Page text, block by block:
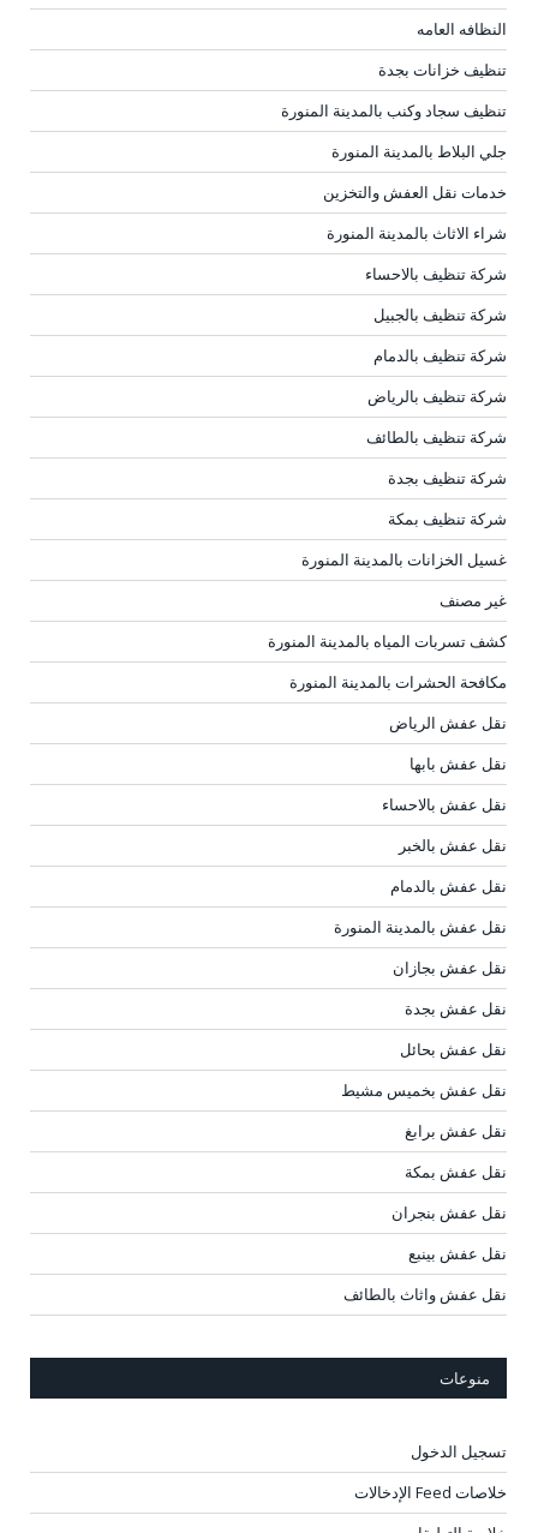
النظافه العامه
تنظيف خزانات بجدة
تنظيف سجاد وكنب بالمدينة المنورة
جلي البلاط بالمدينة المنورة
خدمات نقل العفش والتخزين
شراء الاثاث بالمدينة المنورة
شركة تنظيف بالاحساء
شركة تنظيف بالجبيل
شركة تنظيف بالدمام
شركة تنظيف بالرياض
شركة تنظيف بالطائف
شركة تنظيف بجدة
شركة تنظيف بمكة
غسيل الخزانات بالمدينة المنورة
غير مصنف
كشف تسربات المياه بالمدينة المنورة
مكافحة الحشرات بالمدينة المنورة
نقل عفش الرياض
نقل عفش بابها
نقل عفش بالاحساء
نقل عفش بالخبر
نقل عفش بالدمام
نقل عفش بالمدينة المنورة
نقل عفش بجازان
نقل عفش بجدة
نقل عفش بحائل
نقل عفش بخميس مشيط
نقل عفش برابغ
نقل عفش بمكة
نقل عفش بنجران
نقل عفش بينبع
نقل عفش واثاث بالطائف
منوعات
تسجيل الدخول
خلاصات Feed الإدخالات